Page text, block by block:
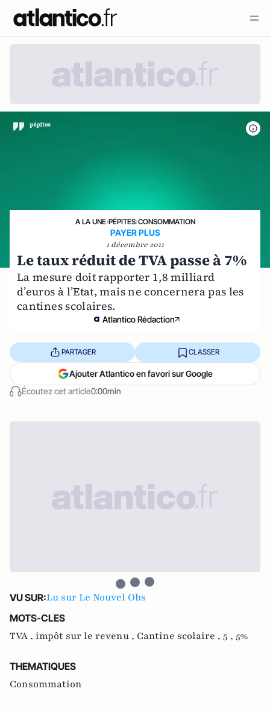
A LA UNE›PÉPITES›CONSOMMATION
PAYER PLUS
1 décembre 2011
Le taux réduit de TVA passe à 7%
La mesure doit rapporter 1,8 milliard
d’euros à l’Etat, mais ne concernera pas les
cantines scolaires.
Atlantico Rédaction
Écoutez cet article0:00min
PARTAGER CLASSER
Ajouter Atlantico en favori sur Google
VU SUR:Lu sur Le Nouvel Obs
MOTS-CLES
TVA , impôt sur le revenu , Cantine scolaire , 5 , 5%
THEMATIQUES
Consommation